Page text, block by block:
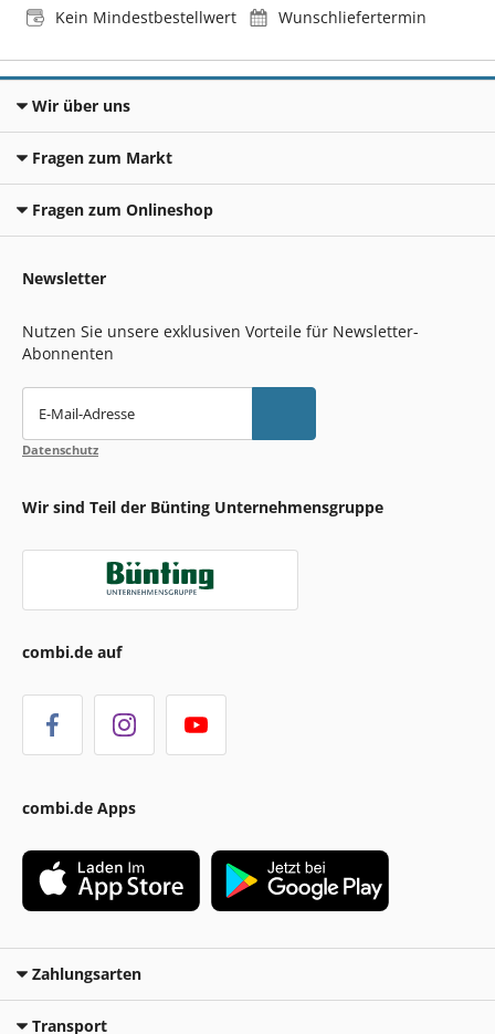
Kein Mindestbestellwert
Wunschliefertermin
Wir über uns
Fragen zum Markt
Fragen zum Onlineshop
Newsletter
Nutzen Sie unsere exklusiven Vorteile für Newsletter-
Abonnenten
E-Mail-Adresse
Datenschutz
Wir sind Teil der Bünting Unternehmensgruppe
combi.de auf
combi.de Apps
Zahlungsarten
Transport